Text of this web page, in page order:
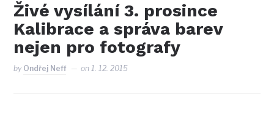
Živé vysílání 3. prosince
Kalibrace a správa barev
nejen pro fotografy
by Ondřej Neff on1. 12. 2015